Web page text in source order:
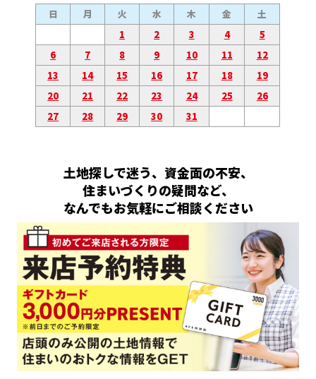
日 月 火 水 木 金
土
1
2 3 4
5
6
7 8 9 10 11
12
13
14 15 16 17 18
19
20
21 22 23 24 25
26
27
28 29 30 31
土地探しで迷う、資金面の不安、
住まいづくりの疑問など、
なんでもお気軽にご相談ください